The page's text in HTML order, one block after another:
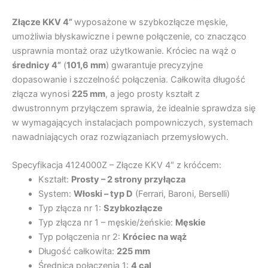
Złącze KKV 4”wyposażone w szybkozłącze męskie,
umożliwia błyskawiczne i pewne połączenie, co znacząco
usprawnia montaż oraz użytkowanie. Króciec na wąż o
średnicy 4” (101,6 mm) gwarantuje precyzyjne
dopasowanie i szczelność połączenia. Całkowita długość
złącza wynosi 225 mm, a jego prosty kształt z
dwustronnym przyłączem sprawia, że idealnie sprawdza się
w wymagających instalacjach pompowniczych, systemach
nawadniających oraz rozwiązaniach przemysłowych.
Specyfikacja 4124000Z – Złącze KKV 4″ z króćcem:
Kształt: Prosty – 2 strony przyłącza
System: Włoski – typ D (Ferrari, Baroni, Berselli)
Typ złącza nr 1: Szybkozłącze
Typ złącza nr 1 – męskie/żeńskie: Męskie
Typ połączenia nr 2: Króciec na wąż
Długość całkowita: 225 mm
Średnica połączenia 1: 4 cal